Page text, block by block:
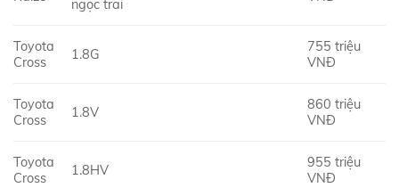
ngọc trai
Toyota
Cross
1.8G
755 triệu
VNĐ
Toyota
Cross
1.8V
860 triệu
VNĐ
Toyota
Cross
1.8HV
955 triệu
VNĐ